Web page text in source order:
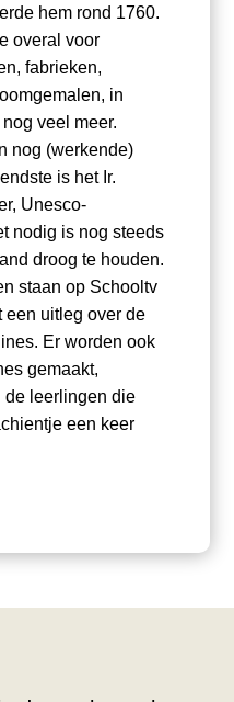
hem rond 1760.
overal voor
fabrieken,
in
veel meer.
nog (werkende)
is het Ir.
Unesco-
nodig is nog steeds
droog te houden.
staan op Schooltv
een uitleg over de
Er worden ook
gemaakt,
de leerlingen die
een keer